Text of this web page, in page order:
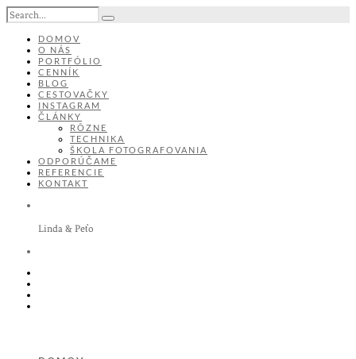
DOMOV
O NÁS
PORTFÓLIO
CENNÍK
BLOG
CESTOVAČKY
INSTAGRAM
ČLÁNKY
RÔZNE
TECHNIKA
ŠKOLA FOTOGRAFOVANIA
ODPORÚČAME
REFERENCIE
KONTAKT
Linda & Peťo